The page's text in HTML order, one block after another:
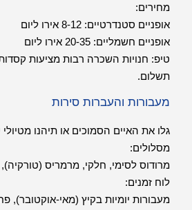
מחירים:
אופניים סטנדרטיים: 8-12 אירו ליום
אופניים חשמליים: 20-35 אירו ליום
טיפ: חנויות השכרה רבות מציעות
תשלום.
מעבורות והעברות סירות
גלו את האיים הסמוכים או תיהנו
מסלולים:
מרודוס לסימי, חלקי, מרמריס (טורקיה),
לוח זמנים:
מעבורות יומיות בקיץ (מאי-אוקטובר),